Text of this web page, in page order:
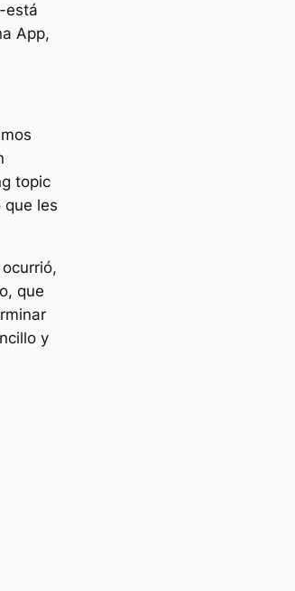
está
App,
topic
que les
que
y